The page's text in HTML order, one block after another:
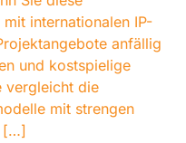
internationalen IP-
anfällig
und kostspielige
vergleicht die
mit strengen
[…]